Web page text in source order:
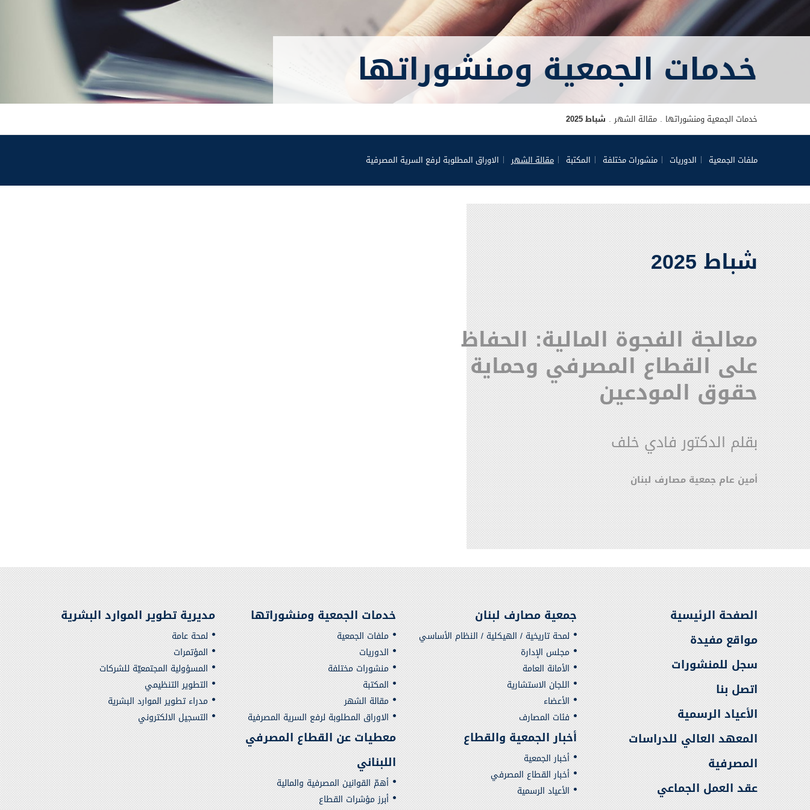
خدمات الجمعية ومنشوراتها
خدمات الجمعية ومنشوراتها مقالة الشهر شباط 2025
ملفات الجمعية الدوريات منشورات مختلفة المكتبة مقالة الشهر الاوراق المطلوبة لرفع السرية المصرفية
شباط 2025
معالجة الفجوة المالية: الحفاظ
على القطاع المصرفي وحماية
حقوق المودعين
بقلم الدكتور فادي خلف
أمين عام جمعية مصارف لبنان
الصفحة الرئيسية
مواقع مفيدة
سجل للمنشورات
اتصل بنا
الأعياد الرسمية
المعهد العالي للدراسات
المصرفية
عقد العمل الجماعي
جمعية مصارف لبنان
لمحة تاريخية / الهيكلية / النظام الأساسي
مجلس الإدارة
الأمانة العامة
اللجان الاستشارية
الأعضاء
فئات المصارف
خدمات الجمعية ومنشوراتها
ملفات الجمعية
الدوريات
منشورات مختلفة
المكتبة
مقالة الشهر
الاوراق المطلوبة لرفع السرية المصرفية
مديرية تطوير الموارد البشرية
لمحة عامة
المؤتمرات
المسؤولية المجتمعيّة للشركات
التطوير التنظيمي
مدراء تطوير الموارد البشرية
التسجيل الالكتروني
أخبار الجمعية والقطاع
أخبار الجمعية
أخبار القطاع المصرفي
الأعياد الرسمية
معطيات عن القطاع المصرفي
اللبناني
أهمّ القوانين المصرفية والمالية
أبرز مؤشرات القطاع